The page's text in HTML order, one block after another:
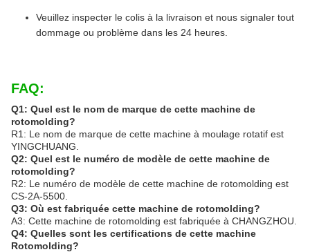
Veuillez inspecter le colis à la livraison et nous signaler tout
dommage ou problème dans les 24 heures.
FAQ:
Q1: Quel est le nom de marque de cette machine de
rotomolding?
R1: Le nom de marque de cette machine à moulage rotatif est
YINGCHUANG.
Q2: Quel est le numéro de modèle de cette machine de
rotomolding?
R2: Le numéro de modèle de cette machine de rotomolding est
CS-2A-5500.
Q3: Où est fabriquée cette machine de rotomolding?
A3: Cette machine de rotomolding est fabriquée à CHANGZHOU.
Q4: Quelles sont les certifications de cette machine
Rotomolding?